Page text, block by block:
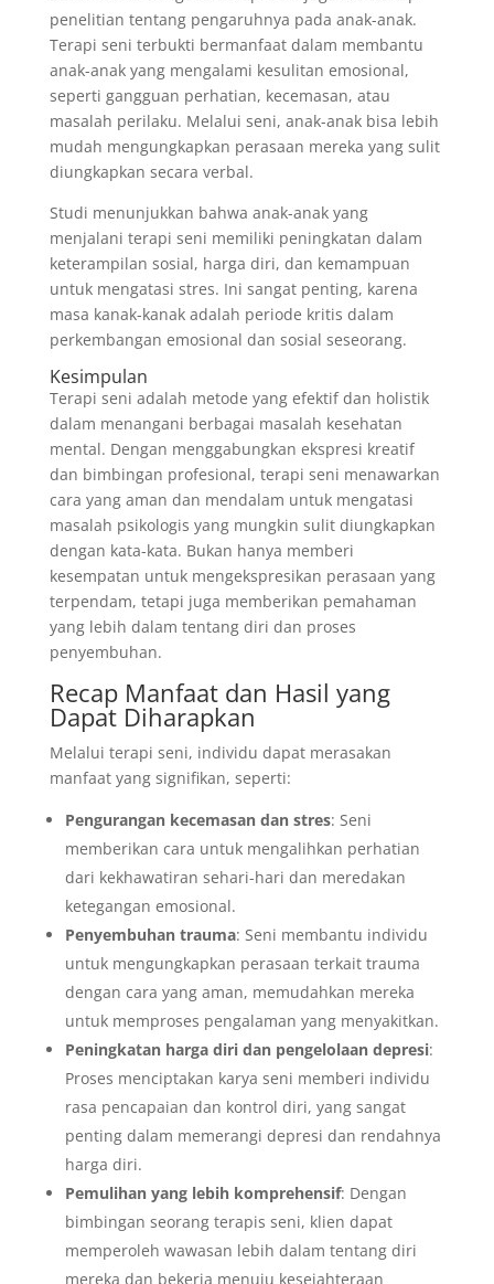
penelitian tentang pengaruhnya pada anak-anak.
Terapi seni terbukti bermanfaat dalam membantu
anak-anak yang mengalami kesulitan emosional,
seperti gangguan perhatian, kecemasan, atau
masalah perilaku. Melalui seni, anak-anak bisa lebih
mudah mengungkapkan perasaan mereka yang sulit
diungkapkan secara verbal.
Studi menunjukkan bahwa anak-anak yang
menjalani terapi seni memiliki peningkatan dalam
keterampilan sosial, harga diri, dan kemampuan
untuk mengatasi stres. Ini sangat penting, karena
masa kanak-kanak adalah periode kritis dalam
perkembangan emosional dan sosial seseorang.
Kesimpulan
Terapi seni adalah metode yang efektif dan holistik
dalam menangani berbagai masalah kesehatan
mental. Dengan menggabungkan ekspresi kreatif
dan bimbingan profesional, terapi seni menawarkan
cara yang aman dan mendalam untuk mengatasi
masalah psikologis yang mungkin sulit diungkapkan
dengan kata-kata. Bukan hanya memberi
kesempatan untuk mengekspresikan perasaan yang
terpendam, tetapi juga memberikan pemahaman
yang lebih dalam tentang diri dan proses
penyembuhan.
Recap Manfaat dan Hasil yang
Dapat Diharapkan
Melalui terapi seni, individu dapat merasakan
manfaat yang signifikan, seperti:
Pengurangan kecemasan dan stres: Seni
memberikan cara untuk mengalihkan perhatian
dari kekhawatiran sehari-hari dan meredakan
ketegangan emosional.
Penyembuhan trauma: Seni membantu individu
untuk mengungkapkan perasaan terkait trauma
dengan cara yang aman, memudahkan mereka
untuk memproses pengalaman yang menyakitkan.
Peningkatan harga diri dan pengelolaan depresi:
Proses menciptakan karya seni memberi individu
rasa pencapaian dan kontrol diri, yang sangat
penting dalam memerangi depresi dan rendahnya
harga diri.
Pemulihan yang lebih komprehensif: Dengan
bimbingan seorang terapis seni, klien dapat
memperoleh wawasan lebih dalam tentang diri
mereka dan bekerja menuju kesejahteraan